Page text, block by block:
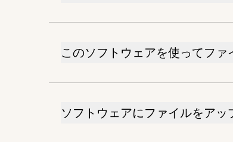
このソフトウェアを使ってフ
ソフトウェアにファイルをア